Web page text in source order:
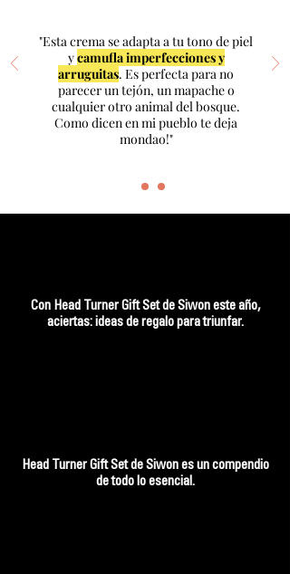
"Esta crema se adapta a tu tono de piel
ycamufla imperfecciones y
arruguitas. Es perfecta para no
parecer un tejón, un mapache o
cualquier otro animal del bosque.
Como dicen en mi pueblo te deja
mondao!"
Con Head Turner Gift Set de Siwon este año,
aciertas: ideas de regalo para triunfar.
Head Turner Gift Set de Siwon es un compendio
de todo lo esencial.